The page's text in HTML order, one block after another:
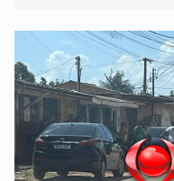
territoriais e sociais